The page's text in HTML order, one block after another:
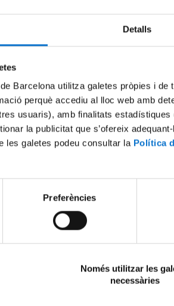
Detalls
Barcelona utilitza galetes pròpies i
perquè accediu al lloc web amb
usuaris), amb finalitats
la publicitat que s’ofereix
les galetes podeu consultar la Política
Preferències
Només utilitzar les
necessàries